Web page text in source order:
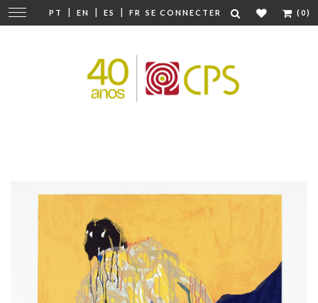
PT | EN | ES | FR SE CONNECTER (0)
Modifier
la